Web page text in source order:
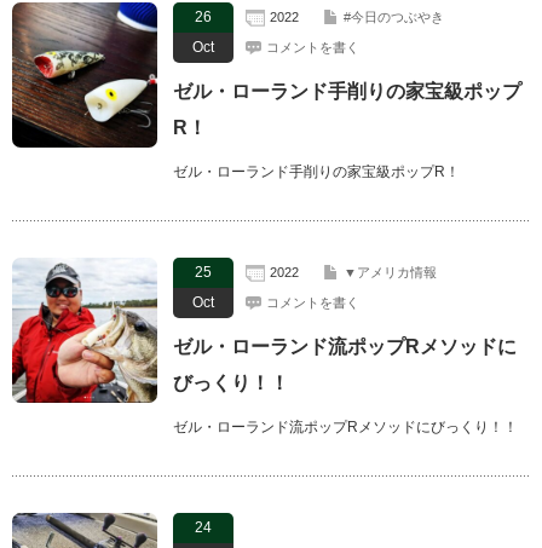
26
Oct
2022 #今日のつぶやき
コメントを書く
ゼル・ローランド手削りの家宝級ポップ
R！
ゼル・ローランド手削りの家宝級ポップR！
25
Oct
2022 ▼アメリカ情報
コメントを書く
ゼル・ローランド流ポップRメソッドに
びっくり！！
ゼル・ローランド流ポップRメソッドにびっくり！！
24